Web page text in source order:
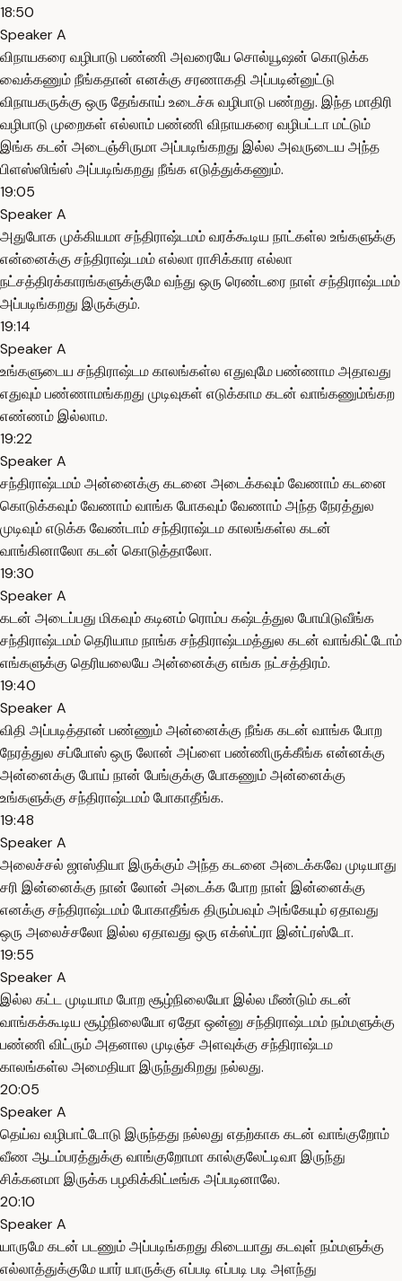
18:50
Speaker A
விநாயகரை வழிபாடு பண்ணி அவரையே சொல்யூஷன் கொடுக்க
வைக்கணும் நீங்கதான் எனக்கு சரணாகதி அப்படின்னுட்டு
விநாயகருக்கு ஒரு தேங்காய் உடைச்சு வழிபாடு பண்றது. இந்த மாதிரி
வழிபாடு முறைகள் எல்லாம் பண்ணி விநாயகரை வழிபட்டா மட்டும்
இங்க கடன் அடைஞ்சிருமா அப்படிங்கறது இல்ல அவருடைய அந்த
பிளஸ்ஸிங்ஸ் அப்படிங்கறது நீங்க எடுத்துக்கணும்.
19:05
Speaker A
அதுபோக முக்கியமா சந்திராஷ்டமம் வரக்கூடிய நாட்கள்ல உங்களுக்கு
என்னைக்கு சந்திராஷ்டமம் எல்லா ராசிக்கார எல்லா
நட்சத்திரக்காரங்களுக்குமே வந்து ஒரு ரெண்டரை நாள் சந்திராஷ்டமம்
அப்படிங்கறது இருக்கும்.
19:14
Speaker A
உங்களுடைய சந்திராஷ்டம காலங்கள்ல எதுவுமே பண்ணாம அதாவது
எதுவும் பண்ணாமங்கறது முடிவுகள் எடுக்காம கடன் வாங்கணும்ங்கற
எண்ணம் இல்லாம.
19:22
Speaker A
சந்திராஷ்டமம் அன்னைக்கு கடனை அடைக்கவும் வேணாம் கடனை
கொடுக்கவும் வேணாம் வாங்க போகவும் வேணாம் அந்த நேரத்துல
முடிவும் எடுக்க வேண்டாம் சந்திராஷ்டம காலங்கள்ல கடன்
வாங்கினாலோ கடன் கொடுத்தாலோ.
19:30
Speaker A
கடன் அடைப்பது மிகவும் கடினம் ரொம்ப கஷ்டத்துல போயிடுவீங்க
சந்திராஷ்டமம் தெரியாம நாங்க சந்திராஷ்டமத்துல கடன் வாங்கிட்டோம்
எங்களுக்கு தெரியலையே அன்னைக்கு எங்க நட்சத்திரம்.
19:40
Speaker A
விதி அப்படித்தான் பண்ணும் அன்னைக்கு நீங்க கடன் வாங்க போற
நேரத்துல சப்போஸ் ஒரு லோன் அப்ளை பண்ணிருக்கீங்க என்னக்கு
அன்னைக்கு போய் நான் பேங்குக்கு போகணும் அன்னைக்கு
உங்களுக்கு சந்திராஷ்டமம் போகாதீங்க.
19:48
Speaker A
அலைச்சல் ஜாஸ்தியா இருக்கும் அந்த கடனை அடைக்கவே முடியாது
சரி இன்னைக்கு நான் லோன் அடைக்க போற நாள் இன்னைக்கு
எனக்கு சந்திராஷ்டமம் போகாதீங்க திரும்பவும் அங்கேயும் ஏதாவது
ஒரு அலைச்சலோ இல்ல ஏதாவது ஒரு எக்ஸ்ட்ரா இன்ட்ரஸ்டோ.
19:55
Speaker A
இல்ல கட்ட முடியாம போற சூழ்நிலையோ இல்ல மீண்டும் கடன்
வாங்கக்கூடிய சூழ்நிலையோ ஏதோ ஒன்னு சந்திராஷ்டமம் நம்மளுக்கு
பண்ணி விட்ரும் அதனால முடிஞ்ச அளவுக்கு சந்திராஷ்டம
காலங்கள்ல அமைதியா இருந்துகிறது நல்லது.
20:05
Speaker A
தெய்வ வழிபாட்டோடு இருந்தது நல்லது எதற்காக கடன் வாங்குறோம்
வீண ஆடம்பரத்துக்கு வாங்குறோமா கால்குலேட்டிவா இருந்து
சிக்கனமா இருக்க பழகிக்கிட்டீங்க அப்படினாலே.
20:10
Speaker A
யாருமே கடன் படணும் அப்படிங்கறது கிடையாது கடவுள் நம்மளுக்கு
எல்லாத்துக்குமே யார் யாருக்கு எப்படி எப்படி படி அளந்து